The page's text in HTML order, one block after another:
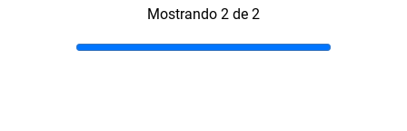
Mostrando 2 de 2
Gracias por inscribirte!